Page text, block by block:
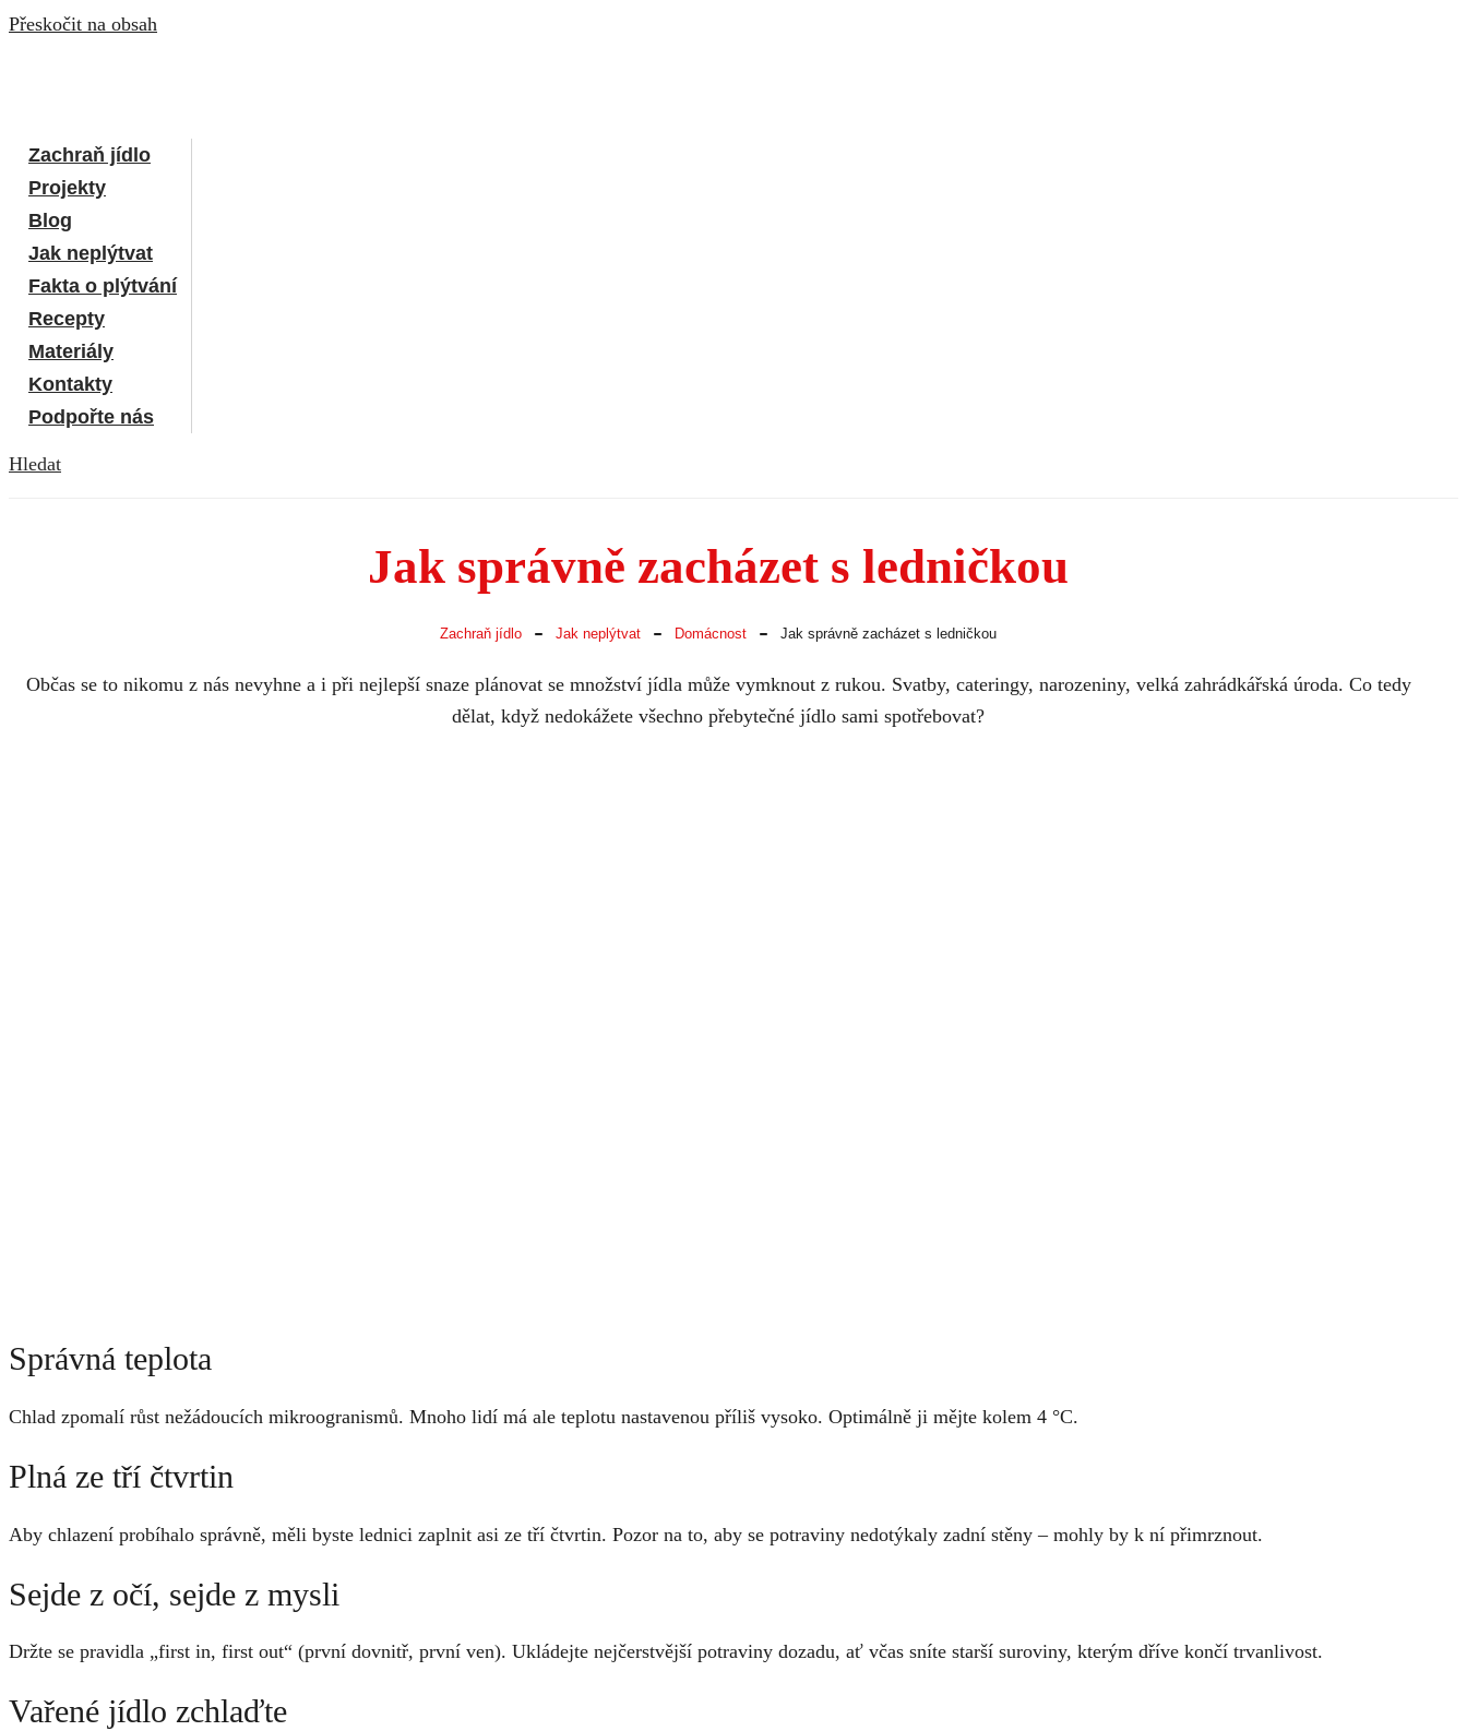
Přeskočit na obsah
Zachraň jídlo
Projekty
Blog
Jak neplýtvat
Fakta o plýtvání
Recepty
Materiály
Kontakty
Podpořte nás
Hledat
Jak správně zacházet s ledničkou
Zachraň jídlo - Jak neplýtvat - Domácnost - Jak správně zacházet s ledničkou
Občas se to nikomu z nás nevyhne a i při nejlepší snaze plánovat se množství jídla může vymknout z rukou. Svatby, cateringy, narozeniny, velká zahrádkářská úroda. Co tedy
dělat, když nedokážete všechno přebytečné jídlo sami spotřebovat?
Správná teplota
Chlad zpomalí růst nežádoucích mikroogranismů. Mnoho lidí má ale teplotu nastavenou příliš vysoko. Optimálně ji mějte kolem 4 °C.
Plná ze tří čtvrtin
Aby chlazení probíhalo správně, měli byste lednici zaplnit asi ze tří čtvrtin. Pozor na to, aby se potraviny nedotýkaly zadní stěny – mohly by k ní přimrznout.
Sejde z očí, sejde z mysli
Držte se pravidla „first in, first out“ (první dovnitř, první ven). Ukládejte nejčerstvější potraviny dozadu, ať včas sníte starší suroviny, kterým dříve končí trvanlivost.
Vařené jídlo zchlaďte